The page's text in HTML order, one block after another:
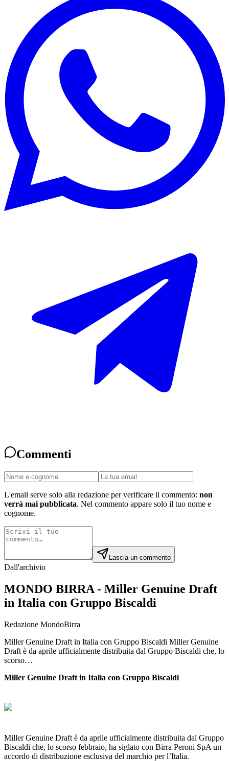
Commenti
L'email serve solo alla redazione per verificare il commento: non
verrà mai pubblicata. Nel commento appare solo il tuo nome e
cognome.
Lascia un commento
Dall'archivio
MONDO BIRRA - Miller Genuine Draft
in Italia con Gruppo Biscaldi
Redazione MondoBirra
Miller Genuine Draft in Italia con Gruppo Biscaldi Miller Genuine
Draft è da aprile ufficialmente distribuita dal Gruppo Biscaldi che, lo
scorso…
Miller Genuine Draft in Italia con Gruppo Biscaldi
Miller Genuine Draft è da aprile ufficialmente distribuita dal Gruppo
Biscaldi che, lo scorso febbraio, ha siglato con Birra Peroni SpA un
accordo di distribuzione esclusiva del marchio per l’Italia.